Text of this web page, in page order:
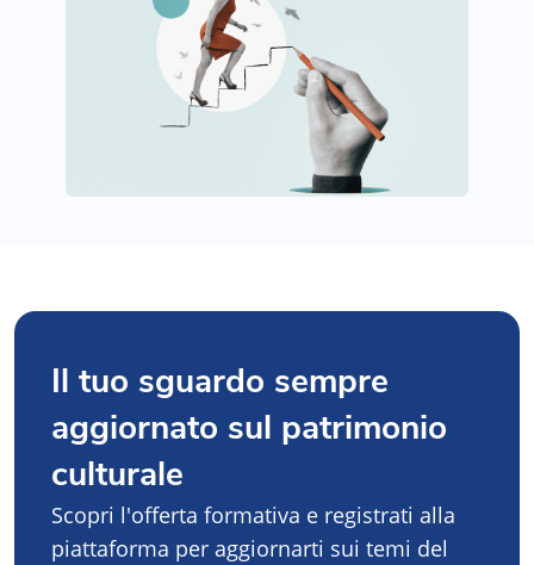
Il tuo sguardo sempre
aggiornato sul patrimonio
culturale
Scopri l'offerta formativa e registrati alla
piattaforma per aggiornarti sui temi del